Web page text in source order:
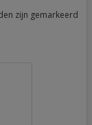
zijn gemarkeerd